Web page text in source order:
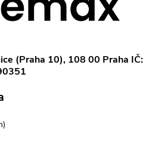
(Praha 10), 108 00 Praha IČ: